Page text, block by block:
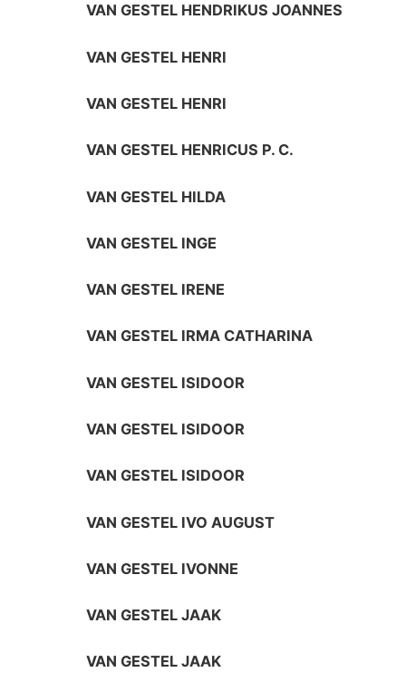
VAN GESTEL HENDRIKUS JOANNES
VAN GESTEL HENRI
VAN GESTEL HENRI
VAN GESTEL HENRICUS P. C.
VAN GESTEL HILDA
VAN GESTEL INGE
VAN GESTEL IRENE
VAN GESTEL IRMA CATHARINA
VAN GESTEL ISIDOOR
VAN GESTEL ISIDOOR
VAN GESTEL ISIDOOR
VAN GESTEL IVO AUGUST
VAN GESTEL IVONNE
VAN GESTEL JAAK
VAN GESTEL JAAK